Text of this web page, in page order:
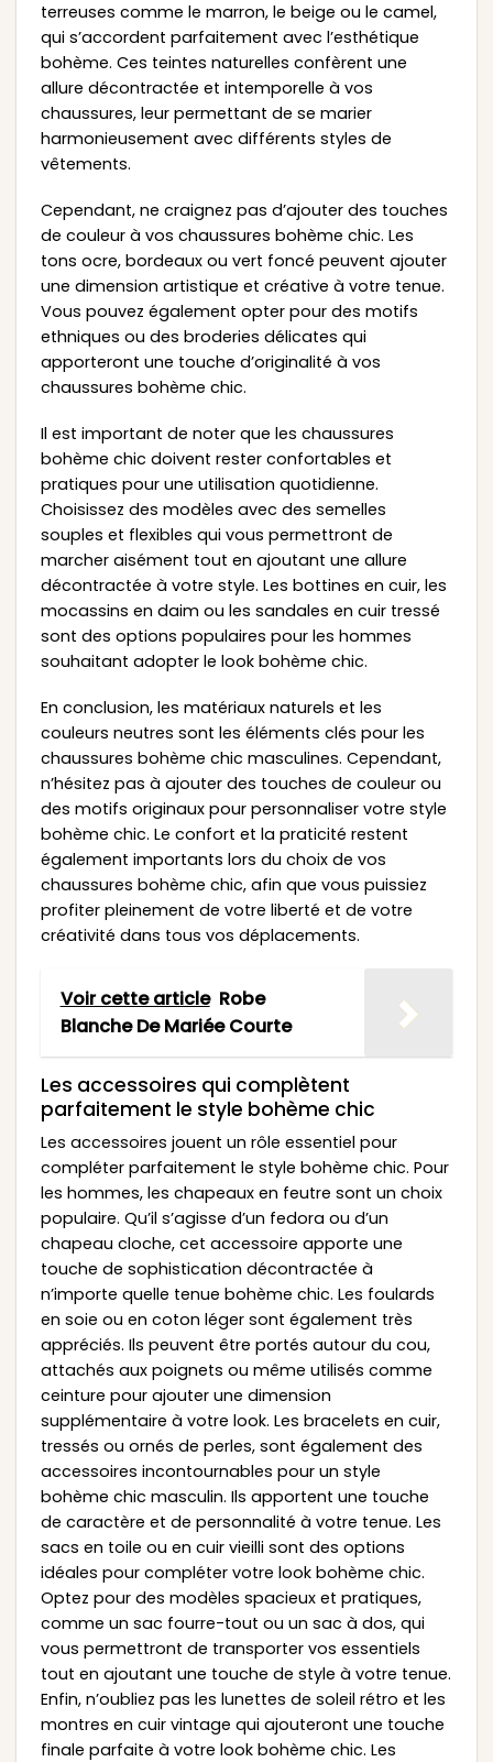
terreuses comme le marron, le beige ou le camel,
qui s’accordent parfaitement avec l’esthétique
bohème. Ces teintes naturelles confèrent une
allure décontractée et intemporelle à vos
chaussures, leur permettant de se marier
harmonieusement avec différents styles de
vêtements.
Cependant, ne craignez pas d’ajouter des touches
de couleur à vos chaussures bohème chic. Les
tons ocre, bordeaux ou vert foncé peuvent ajouter
une dimension artistique et créative à votre tenue.
Vous pouvez également opter pour des motifs
ethniques ou des broderies délicates qui
apporteront une touche d’originalité à vos
chaussures bohème chic.
Il est important de noter que les chaussures
bohème chic doivent rester confortables et
pratiques pour une utilisation quotidienne.
Choisissez des modèles avec des semelles
souples et flexibles qui vous permettront de
marcher aisément tout en ajoutant une allure
décontractée à votre style. Les bottines en cuir, les
mocassins en daim ou les sandales en cuir tressé
sont des options populaires pour les hommes
souhaitant adopter le look bohème chic.
En conclusion, les matériaux naturels et les
couleurs neutres sont les éléments clés pour les
chaussures bohème chic masculines. Cependant,
n’hésitez pas à ajouter des touches de couleur ou
des motifs originaux pour personnaliser votre style
bohème chic. Le confort et la praticité restent
également importants lors du choix de vos
chaussures bohème chic, afin que vous puissiez
profiter pleinement de votre liberté et de votre
créativité dans tous vos déplacements.
Voir cette article Robe
Blanche De Mariée Courte
Les accessoires qui complètent
parfaitement le style bohème chic
Les accessoires jouent un rôle essentiel pour
compléter parfaitement le style bohème chic. Pour
les hommes, les chapeaux en feutre sont un choix
populaire. Qu’il s’agisse d’un fedora ou d’un
chapeau cloche, cet accessoire apporte une
touche de sophistication décontractée à
n’importe quelle tenue bohème chic. Les foulards
en soie ou en coton léger sont également très
appréciés. Ils peuvent être portés autour du cou,
attachés aux poignets ou même utilisés comme
ceinture pour ajouter une dimension
supplémentaire à votre look. Les bracelets en cuir,
tressés ou ornés de perles, sont également des
accessoires incontournables pour un style
bohème chic masculin. Ils apportent une touche
de caractère et de personnalité à votre tenue. Les
sacs en toile ou en cuir vieilli sont des options
idéales pour compléter votre look bohème chic.
Optez pour des modèles spacieux et pratiques,
comme un sac fourre-tout ou un sac à dos, qui
vous permettront de transporter vos essentiels
tout en ajoutant une touche de style à votre tenue.
Enfin, n’oubliez pas les lunettes de soleil rétro et les
montres en cuir vintage qui ajouteront une touche
finale parfaite à votre look bohème chic. Les